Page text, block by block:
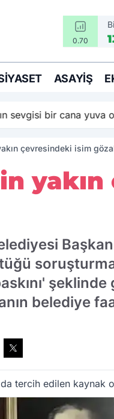
0.70
ASAYIŞ
sevgisi bir cana yuva
çevresindeki isim
belediye
tercih edilen kaynak